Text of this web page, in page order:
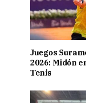
Juegos
2026: Midón
Tenis